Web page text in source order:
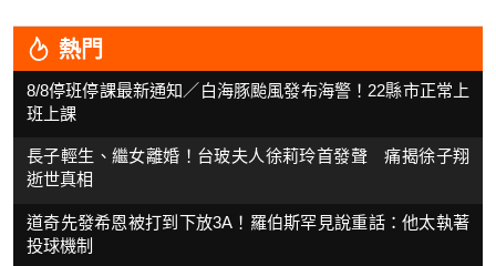
熱門
8/8停班停課最新通知／白海豚颱風發布海警！22縣市正常上
班上課
長子輕生、繼女離婚！台玻夫人徐莉玲首發聲 痛揭徐子翔
逝世真相
道奇先發希恩被打到下放3A！羅伯斯罕見說重話：他太執著
投球機制